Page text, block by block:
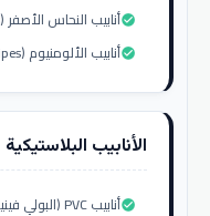
أنابيب النحاس الأصفر (Brass Pipes)check_circle
أنابيب الألومنيوم (Aluminum Pipes)check_circle
الأنابيب البلاستيكية
أنابيب PVC (البولي فينيل كلوريد)check_circle